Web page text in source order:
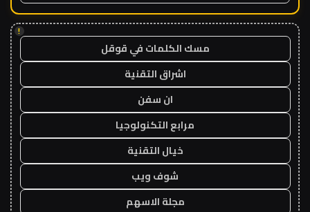
!
مسك الكلمات في قوقل
اشراق التقنية
ان سفن
مرابع التكنولوجيا
خيال التقنية
شوف ويب
مجلة الاسهم